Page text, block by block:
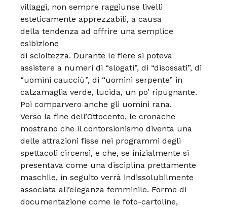
villaggi, non sempre raggiunse livelli
esteticamente apprezzabili, a causa
della tendenza ad offrire una semplice
esibizione
di scioltezza. Durante le fiere si poteva
assistere a numeri di “slogati”, di “disossati”, di
“uomini caucciù”, di “uomini serpente” in
calzamaglia verde, lucida, un po’ ripugnante.
Poi comparvero anche gli uomini rana.
Verso la fine dell’Ottocento, le cronache
mostrano che il contorsionismo diventa una
delle attrazioni fisse nei programmi degli
spettacoli circensi, e che, se inizialmente si
presentava come una disciplina prettamente
maschile, in seguito verrà indissolubilmente
associata all’eleganza femminile. Forme di
documentazione come le foto-cartoline,